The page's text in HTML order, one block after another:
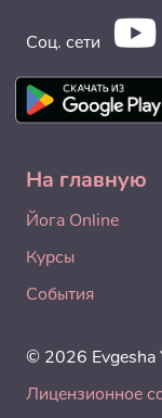
Соц. сети
На главную
Йога Online
Курсы
События
© 2026 Evgesha
Лицензионное